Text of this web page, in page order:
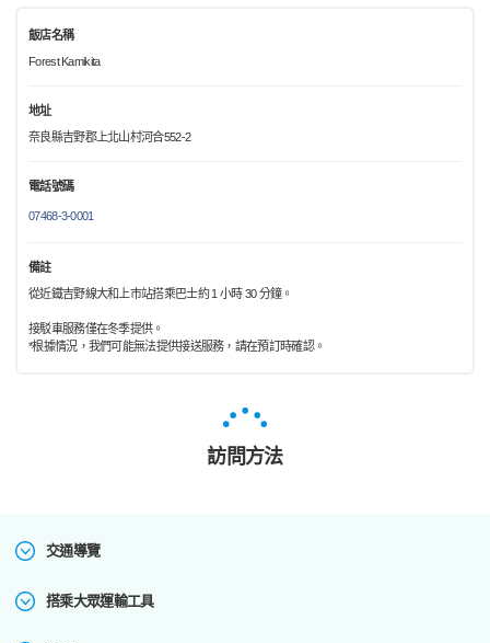
飯店名稱
Forest Kamikita
地址
奈良縣吉野郡上北山村河合552-2
電話號碼
07468-3-0001
備註
從近鐵吉野線大和上市站搭乘巴士約 1 小時 30 分鐘。
接駁車服務僅在冬季提供。
*根據情況，我們可能無法提供接送服務，請在預訂時確認。
訪問方法
交通導覽
搭乘大眾運輸工具